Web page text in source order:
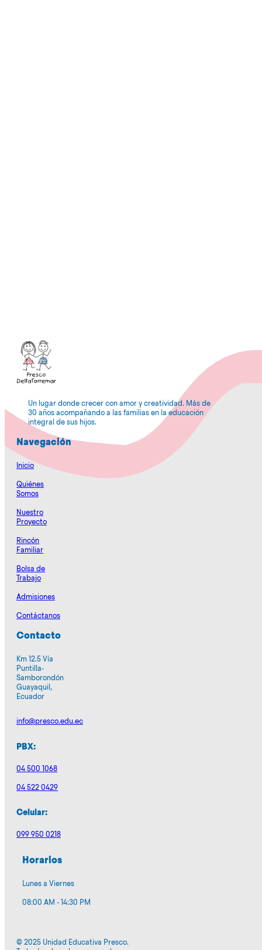
Un lugar donde crecer con amor y creatividad. Más de
30 años acompañando a las familias en la educación
integral de sus hijos.
Navegación
Inicio
Quiénes
Somos
Nuestro
Proyecto
Rincón
Familiar
Bolsa de
Trabajo
Admisiones
Contáctanos
Contacto
Km 12.5 Vía
Puntilla-
Samborondón
Guayaquil,
Ecuador
info@presco.edu.ec
PBX:
04 500 1068
04 522 0429
Celular:
099 950 0218
Horarios
Lunes a Viernes
08:00 AM - 14:30 PM
© 2025 Unidad Educativa Presco.